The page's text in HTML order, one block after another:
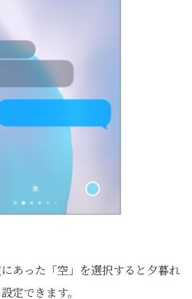
あった「空」を選択すると夕暮れ
定できます。